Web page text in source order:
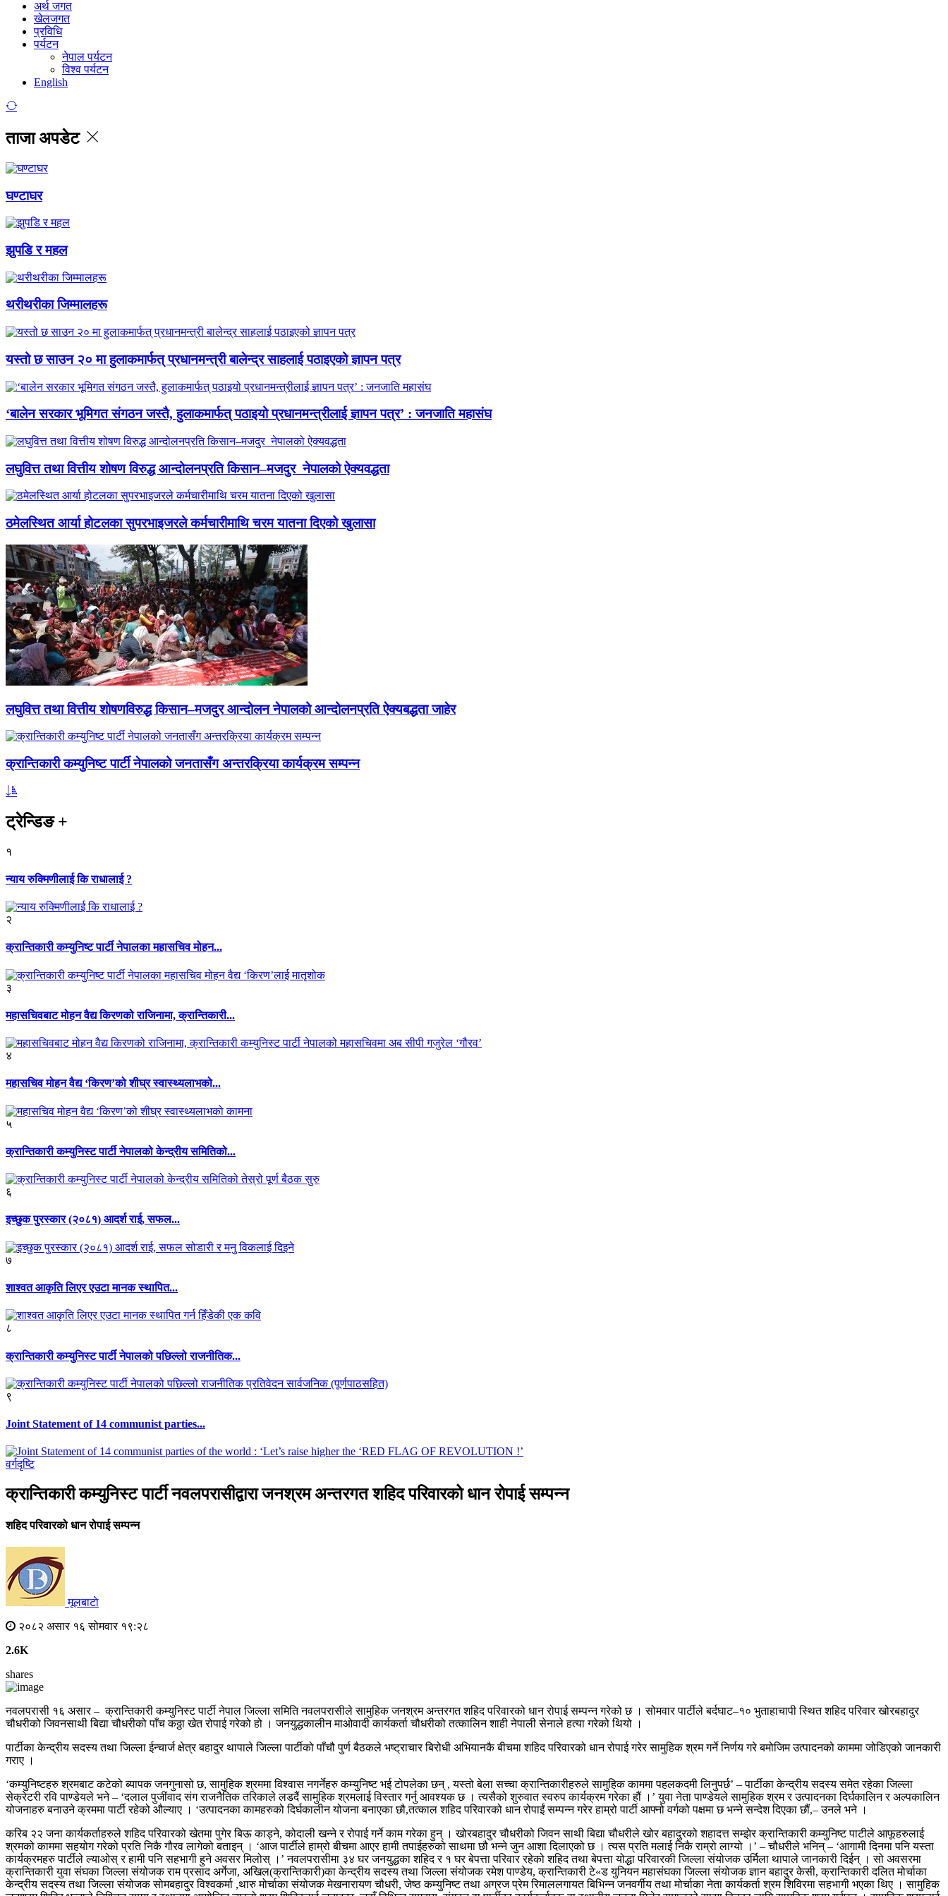
अर्थ जगत
खेलजगत
प्रविधि
पर्यटन
नेपाल पर्यटन
विश्व पर्यटन
English
ताजा अपडेट
घण्टाघर
झुपडि र महल
थरीथरीका जिम्मालहरू
यस्तो छ साउन २० मा हुलाकमार्फत् प्रधानमन्त्री बालेन्द्र साहलाई पठाइएको ज्ञापन पत्र
‘बालेन सरकार भूमिगत संगठन जस्तै, हुलाकमार्फत् पठाइयो प्रधानमन्त्रीलाई ज्ञापन पत्र’ : जनजाति महासंघ
लघुवित्त तथा वित्तीय शोषण विरुद्ध आन्दोलनप्रति किसान–मजदुर नेपालको ऐक्यवद्धता
ठमेलस्थित आर्या होटलका सुपरभाइजरले कर्मचारीमाथि चरम यातना दिएको खुलासा
लघुवित्त तथा वित्तीय शोषणविरुद्ध किसान–मजदुर आन्दोलन नेपालको आन्दोलनप्रति ऐक्यबद्धता जाहेर
क्रान्तिकारी कम्युनिष्ट पार्टी नेपालको जनतासँग अन्तरक्रिया कार्यक्रम सम्पन्न
ट्रेन्डिङ+
१
न्याय रुक्मिणीलाई कि राधालाई ?
२
क्रान्तिकारी कम्युनिष्ट पार्टी नेपालका महासचिव मोहन...
३
महासचिवबाट मोहन वैद्य किरणको राजिनामा, क्रान्तिकारी...
४
महासचिव मोहन वैद्य ‘किरण’को शीघ्र स्वास्थ्यलाभको...
५
क्रान्तिकारी कम्युनिस्ट पार्टी नेपालको केन्द्रीय समितिको...
६
इच्छुक पुरस्कार (२०८१) आदर्श राई, सफल...
७
शाश्वत आकृति लिएर एउटा मानक स्थापित...
८
क्रान्तिकारी कम्युनिस्ट पार्टी नेपालको पछिल्लो राजनीतिक...
९
Joint Statement of 14 communist parties...
वर्गदृष्टि
क्रान्तिकारी कम्युनिस्ट पार्टी नवलपरासीद्वारा जनश्रम अन्तरगत शहिद परिवारको धान रोपाई सम्पन्न
शहिद परिवारको धान रोपाई सम्पन्न
मूलबाटाे
२०८२ असार १६ सोमवार १९:२८
2.6K
shares
नवलपरासी १६ असार – क्रान्तिकारी कम्युनिस्ट पार्टी नेपाल जिल्ला समिति नवलपरासीले सामुहिक जनश्रम अन्तरगत शहिद परिवारको धान रोपाई सम्पन्न गरेको छ । सोमवार पार्टीले बर्दघाट–१० भुताहाचापी स्थित शहिद परिवार खोरबहादुर
चौधरीको जिवनसाथी बिद्या चौधरीको पाँच कठ्ठा खेत रोपाई गरेको हो । जनयुद्धकालीन माओवादी कार्यकर्ता चौधरीको तत्कालिन शाही नेपाली सेनाले हत्या गरेको थियो ।
पार्टीका केन्द्रीय सदस्य तथा जिल्ला ईन्चार्ज क्षेत्र बहादुर थापाले जिल्ला पार्टीको पाँचौ पुर्ण बैठकले भष्ट्राचार बिरोधी अभियानकै बीचमा शहिद परिवारको धान रोपाई गरेर सामुहिक श्रम गर्ने निर्णय गरे बमोजिम उत्पादनको काममा जोडिएको जानकारी
गराए ।
‘कम्युनिष्टहरु श्रमबाट कटेको ब्यापक जनगुनासो छ, सामुहिक श्रममा विश्वास नगर्नेहरु कम्युनिष्ट भई टोपलेका छन् , यस्तो बेला सच्चा क्रान्तिकारीहरुले सामुहिक काममा पहलकदमी लिनुपर्छ’ – पार्टीका केन्द्रीय सदस्य समेत रहेका जिल्ला
सेक्रेटरी रवि पाण्डेयले भने – ‘दलाल पुजींवाद संग राजनैतिक तरिकाले लडदैं सामुहिक श्रमलाई विस्तार गर्नु आवश्यक छ । त्यसैको शुरुवात स्वरुप कार्यक्रम गरेका हौं ।’ युवा नेता पाण्डेयले सामुहिक श्रम र उत्पादनका दिर्घकालिन र अल्पकालिन
योजनाहरु बनाउने क्रममा पार्टी रहेको औल्याए । ‘उत्पादनका कामहरुको दिर्घकालीन योजना बनाएका छौ,तत्काल शहिद परिवारको धान रोपाईं सम्पन्न गरेर हाम्रो पार्टी आफ्नो वर्गको पक्षमा छ भन्ने सन्देश दिएका छौं,– उनले भने ।
करिब २२ जना कार्यकर्ताहरुले शहिद परिवारको खेतमा पुगेर बिऊ काड्ने, कोदाली खन्ने र रोपाई गर्ने काम गरेका हुन् । खोरबहादुर चौधरीको जिवन साथी बिद्या चौधरीले खोर बहादुरको शहादत्त सम्झेर क्रान्तिकारी कम्युनिष्ट पाटीले आफूहरुलाई
श्रमको काममा सहयोग गरेको प्रति निकै गौरव लागेको बताइन् । ‘आज पार्टीले हाम्रो बीचमा आएर हामी तपाईहरुको साथमा छौ भन्ने जुन आशा दिलाएको छ । त्यस प्रति मलाई निकै राम्रो लाग्यो ।’ – चौधरीले भनिन् – ‘आगामी दिनमा पनि यस्ता
कार्यक्रमहरु पार्टीले ल्याओस् र हामी पनि सहभागी हुने अवसर मिलोस् ।’ नवलपरासीमा ३४ घर जनयु्द्धका शहिद र १ घर बेपत्ता परिवार रहेको शहिद तथा बेपत्ता योद्धा परिवारकी जिल्ला संयोजक उर्मिला थापाले जानकारी दिईन् । सो अवसरमा
क्रान्तिकारी युवा संघका जिल्ला संयोजक राम प्रसाद अर्गेजा, अखिल(क्रान्तिकारी)का केन्द्रीय सदस्य तथा जिल्ला संयोजक रमेश पाण्डेय, क्रान्तिकारी टे«ड युनियन महासंघका जिल्ला संयोजक ज्ञान बहादुर केसी, क्रान्तिकारी दलित मोर्चाका
केन्द्रीय सदस्य तथा जिल्ला संयोजक सोमबहादुर विश्वकर्मा ,थारु मोर्चाका संयोजक मेखनारायण चौधरी, जेष्ठ कम्युनिष्ट तथा अग्रज प्रेम रिमाललगायत बिभिन्न जनवर्गीय तथा मोर्चाका नेता कार्यकर्ता श्रम शिविरमा सहभागी भएका थिए । सामुहिक